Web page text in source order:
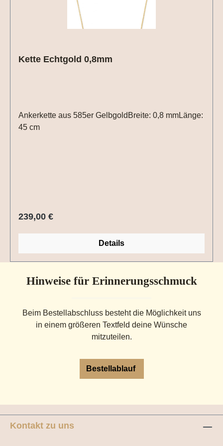
Kette Echtgold 0,8mm
Ankerkette aus 585er GelbgoldBreite: 0,8 mmLänge:
45 cm
Regulärer Preis:
239,00 €
Details
Hinweise für Erinnerungsschmuck
Beim Bestellabschluss besteht die Möglichkeit uns
in einem größeren Textfeld deine Wünsche
mitzuteilen.
Bestellablauf
Kontakt zu uns